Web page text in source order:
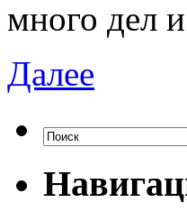
много дел и
Далее